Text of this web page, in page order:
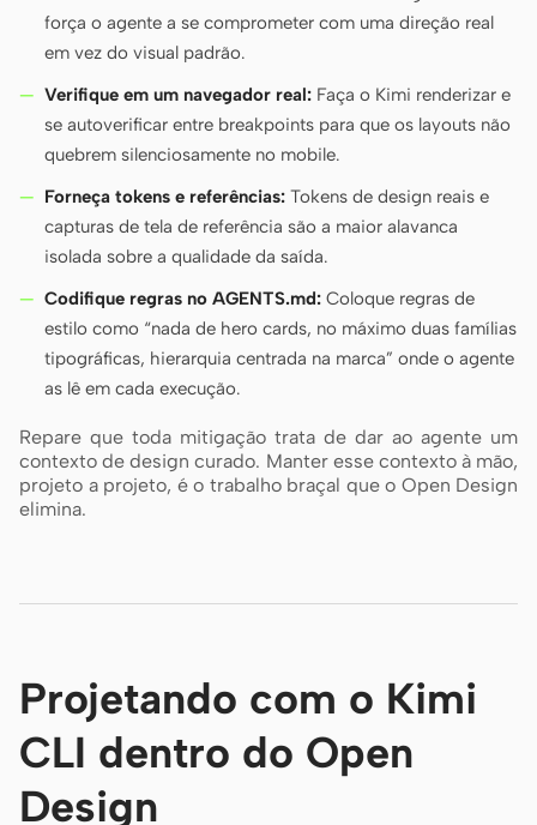
força o agente a se comprometer com uma direção real
em vez do visual padrão.
Verifique em um navegador real: Faça o Kimi renderizar e
se autoverificar entre breakpoints para que os layouts não
quebrem silenciosamente no mobile.
Forneça tokens e referências: Tokens de design reais e
capturas de tela de referência são a maior alavanca
isolada sobre a qualidade da saída.
Codifique regras no AGENTS.md: Coloque regras de
estilo como “nada de hero cards, no máximo duas famílias
tipográficas, hierarquia centrada na marca” onde o agente
as lê em cada execução.
Repare que toda mitigação trata de dar ao agente um
contexto de design curado. Manter esse contexto à mão,
projeto a projeto, é o trabalho braçal que o Open Design
elimina.
Projetando com o Kimi
CLI dentro do Open
Design